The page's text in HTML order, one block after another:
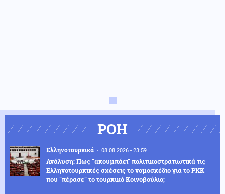
ΡΟΗ
Ελληνοτουρκικά 08.08.2026 - 23:59
Ανάλυση: Πως "ακουμπάει" πολιτικοστρατιωτικά τις
Ελληνοτουρκικές σχέσεις το νομοσχέδιο για το PKK
που "πέρασε" το τουρκικό Κοινοβούλιο;